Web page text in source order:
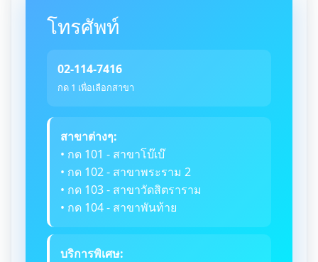
โทรศัพท์
02-114-7416
กด 1 เพื่อเลือกสาขา
สาขาต่างๆ:
• กด 101 - สาขาโบ๊เบ๊
• กด 102 - สาขาพระราม 2
• กด 103 - สาขาวัดสิตราราม
• กด 104 - สาขาพันท้าย
บริการพิเศษ: